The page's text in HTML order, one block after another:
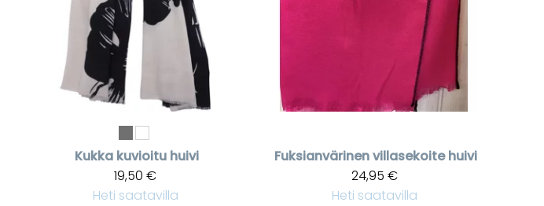
Kukka kuvioitu huivi
19,50 €
Heti saatavilla
Fuksianvärinen villasekoite huivi
24,95 €
Heti saatavilla